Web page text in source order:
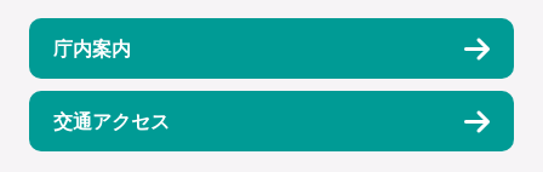
庁内案内
交通アクセス